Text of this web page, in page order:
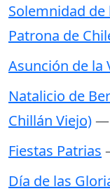
Solemnidad de
Patrona de
Asunción de la
Natalicio de
Chillán Viejo)—
Fiestas Patrias
Día de las